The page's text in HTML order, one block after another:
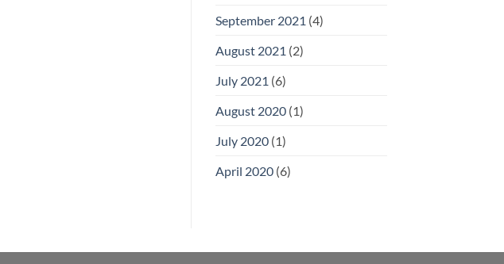
September 2021 (4)
August 2021 (2)
July 2021 (6)
August 2020(1)
July 2020(1)
April 2020(6)